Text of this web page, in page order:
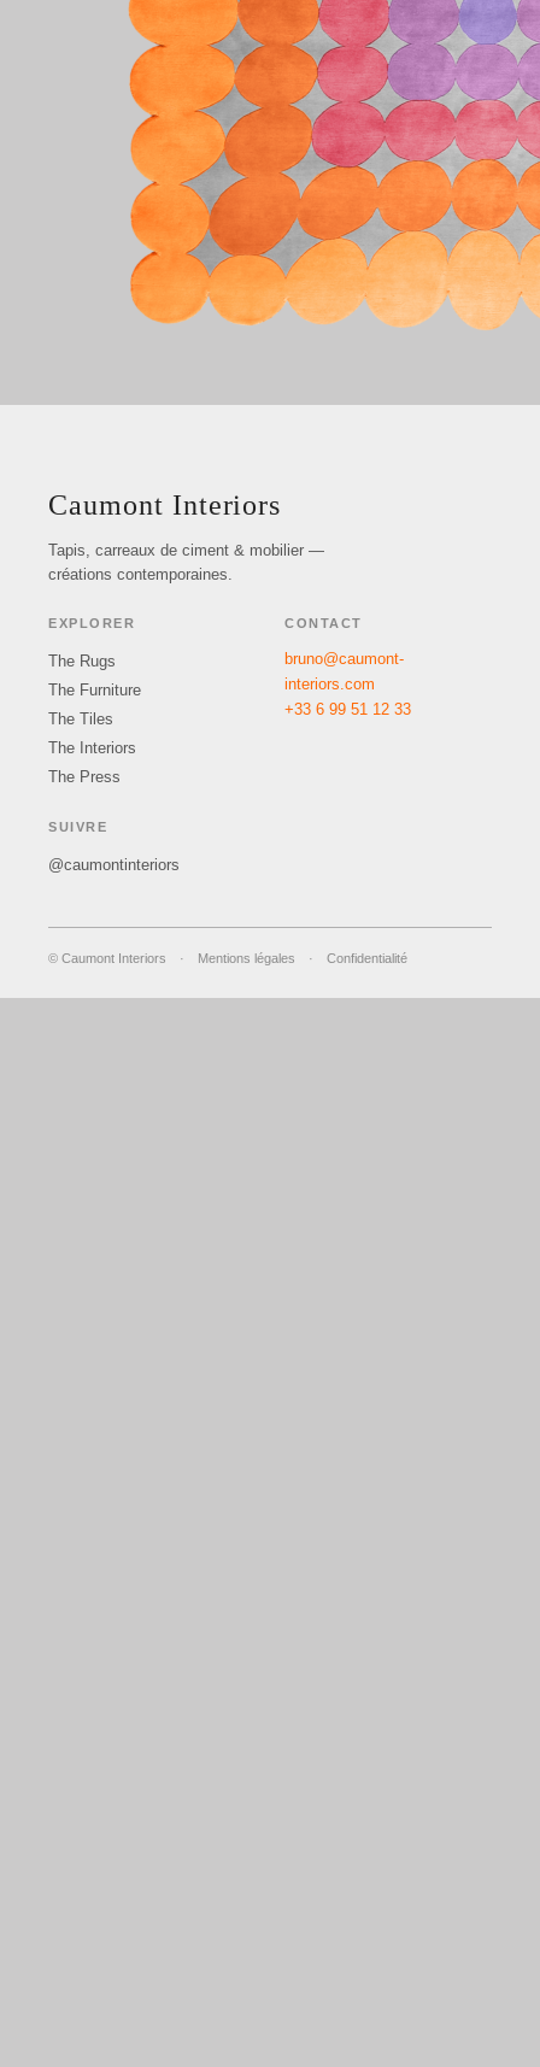
Caumont Interiors
Tapis, carreaux de ciment & mobilier —
créations contemporaines.
EXPLORER
The Rugs
The Furniture
The Tiles
The Interiors
The Press
CONTACT
bruno@caumont-
interiors.com
+33 6 99 51 12 33
SUIVRE
@caumontinteriors
© Caumont Interiors · Mentions légales · Confidentialité